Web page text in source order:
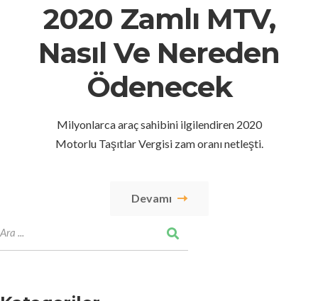
2020 Zamlı MTV,
Nasıl Ve Nereden
Ödenecek
Milyonlarca araç sahibini ilgilendiren 2020
Motorlu Taşıtlar Vergisi zam oranı netleşti.
Devamı